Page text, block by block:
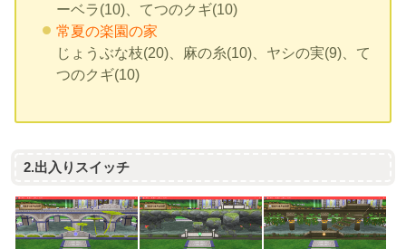
ーベラ(10)、てつのクギ(10)
常夏の楽園の家
じょうぶな枝(20)、麻の糸(10)、ヤシの実(9)、て
つのクギ(10)
2.出入りスイッチ